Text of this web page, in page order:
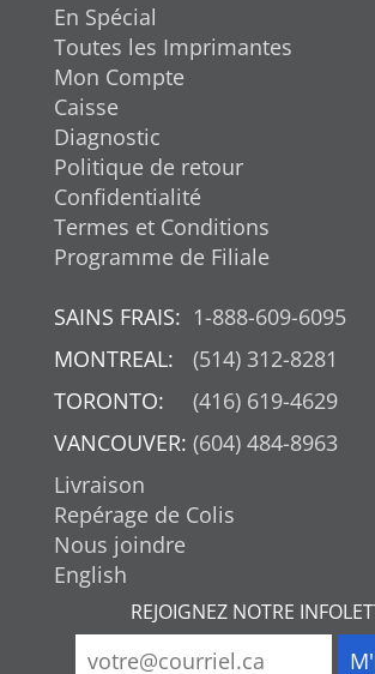
En Spécial
Toutes les Imprimantes
Mon Compte
Caisse
Diagnostic
Politique de retour
Confidentialité
Termes et Conditions
Programme de Filiale
SAINS FRAIS: 1-888-609-6095
MONTREAL:
(514) 312-8281
TORONTO:
(416) 619-4629
VANCOUVER: (604) 484-8963
Livraison
Repérage de Colis
Nous joindre
English
REJOIGNEZ NOTRE